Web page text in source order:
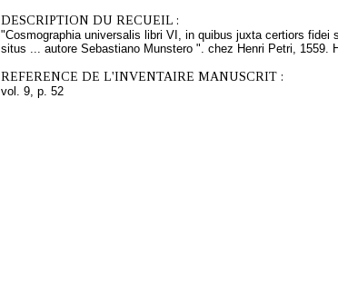
DESCRIPTION DU RECUEIL :
"Cosmographia universalis libri VI, in quibus juxta certiors fidei
situs ... autore Sebastiano Munstero ". chez Henri Petri,
REFERENCE DE L'INVENTAIRE MANUSCRIT :
vol. 9, p. 52